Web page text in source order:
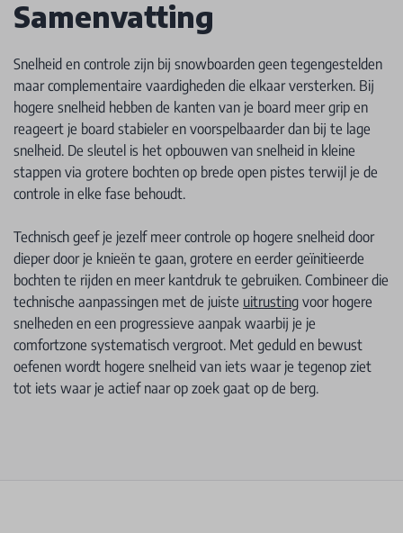
Samenvatting
Snelheid en controle zijn bij snowboarden geen tegengestelden
maar complementaire vaardigheden die elkaar versterken. Bij
hogere snelheid hebben de kanten van je board meer grip en
reageert je board stabieler en voorspelbaarder dan bij te lage
snelheid. De sleutel is het opbouwen van snelheid in kleine
stappen via grotere bochten op brede open pistes terwijl je de
controle in elke fase behoudt.
Technisch geef je jezelf meer controle op hogere snelheid door
dieper door je knieën te gaan, grotere en eerder geïnitieerde
bochten te rijden en meer kantdruk te gebruiken. Combineer die
technische aanpassingen met de juiste uitrusting voor hogere
snelheden en een progressieve aanpak waarbij je je
comfortzone systematisch vergroot. Met geduld en bewust
oefenen wordt hogere snelheid van iets waar je tegenop ziet
tot iets waar je actief naar op zoek gaat op de berg.